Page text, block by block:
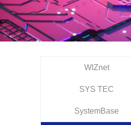
WIZnet
SYS TEC
SystemBase